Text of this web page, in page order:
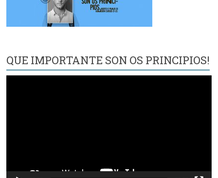
QUE IMPORTANTE SON OS PRINCIPIOS!